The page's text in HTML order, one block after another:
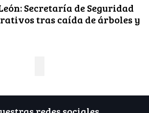
Secretaría de Seguridad
tras caída de árboles y